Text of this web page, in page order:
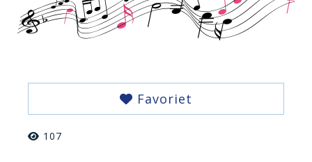
Favoriet
107